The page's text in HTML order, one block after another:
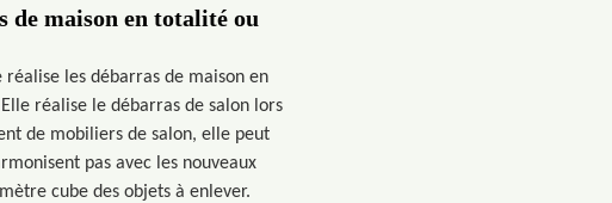
de maison en totalité ou
les débarras de maison en
réalise le débarras de salon lors
de mobiliers de salon, elle peut
pas avec les nouveaux
cube des objets à enlever.